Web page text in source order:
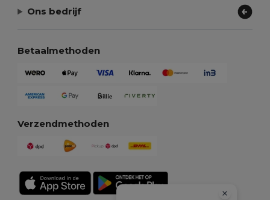
Ons bedrijf
Betaalmethoden
Verzendmethoden